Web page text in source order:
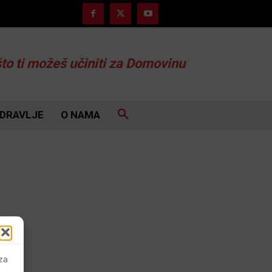
ti možeš učiniti za Domovinu
O NAMA